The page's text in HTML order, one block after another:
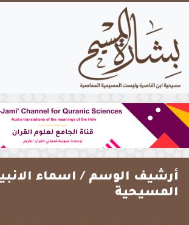
أرشيف الوسم / اسماء
المسيحية